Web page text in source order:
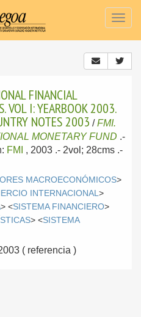
FINANCIAL
VOL I: YEARBOOK 2003.
NOTES 2003 /FMI.
MONETARY FUND .-
FMI , 2003 .- 2vol; 28cms .-
MACROECONÓMICOS>
INTERNACIONAL >
> <SISTEMA FINANCIERO>
> <SISTEMA
( referencia )